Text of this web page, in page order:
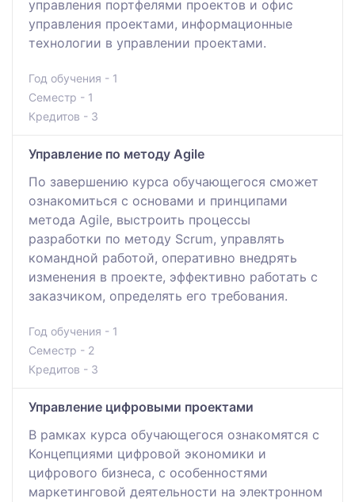
управления портфелями проектов и офис
управления проектами, информационные
технологии в управлении проектами.
Год обучения - 1
Семестр - 1
Кредитов - 3
Управление по методу Agile
По завершению курса обучающегося сможет
ознакомиться с основами и принципами
метода Agile, выстроить процессы
разработки по методу Scrum, управлять
командной работой, оперативно внедрять
изменения в проекте, эффективно работать с
заказчиком, определять его требования.
Год обучения - 1
Семестр - 2
Кредитов - 3
Управление цифровыми проектами
В рамках курса обучающегося ознакомятся с
Концепциями цифровой экономики и
цифрового бизнеса, с особенностями
маркетинговой деятельности на электронном